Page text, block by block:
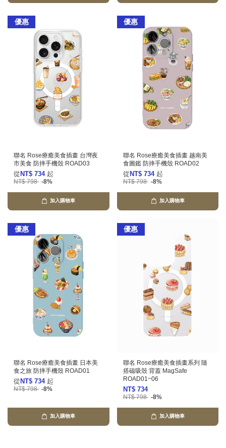
優惠
聯名 Rose療癒美食插畫 台灣夜
市美食 防摔手機殼 ROAD03
從 NT$ 734 起
NT$ 798 -8%
加入購物車
優惠
聯名 Rose療癒美食插畫 越南美
食圖鑑 防摔手機殼 ROAD02
從 NT$ 734 起
NT$ 798 -8%
加入購物車
優惠
聯名 Rose療癒美食插畫 日本美
食之旅 防摔手機殼 ROAD01
從 NT$ 734 起
NT$ 798 -8%
加入購物車
優惠
聯名 Rose療癒美食插畫系列 隨
搭磁吸殼 背蓋 MagSafe
ROAD01~06
NT$ 734
NT$ 798 -8%
加入購物車